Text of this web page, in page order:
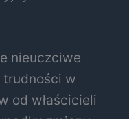
nieuczciwe
trudności w
od właścicieli